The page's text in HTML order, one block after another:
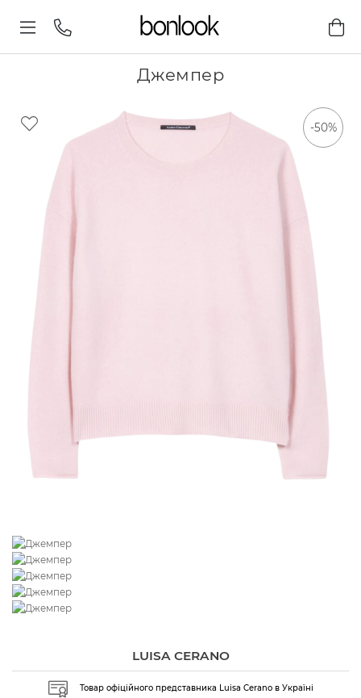
Джемпер
-50%
LUISA CERANO
Товар офіційного представника Luisa Cerano в Україні